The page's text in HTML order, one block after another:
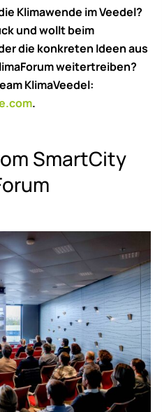
Klimawende im Veedel?
und wollt beim
die konkreten Ideen aus
weitertreiben?
KlimaVeedel:
.
Smart­Ci­ty